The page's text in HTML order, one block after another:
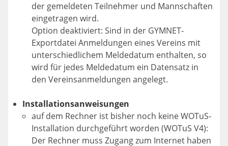
der gemeldeten Teilnehmer und Mannschaften
eingetragen wird.
Option deaktiviert: Sind in der GYMNET-
Exportdatei Anmeldungen eines Vereins mit
unterschiedlichem Meldedatum enthalten, so
wird für jedes Meldedatum ein Datensatz in
den Vereinsanmeldungen angelegt.
Installationsanweisungen
auf dem Rechner ist bisher noch keine WOTuS-
Installation durchgeführt worden (WOTuS V4):
Der Rechner muss Zugang zum Internet haben